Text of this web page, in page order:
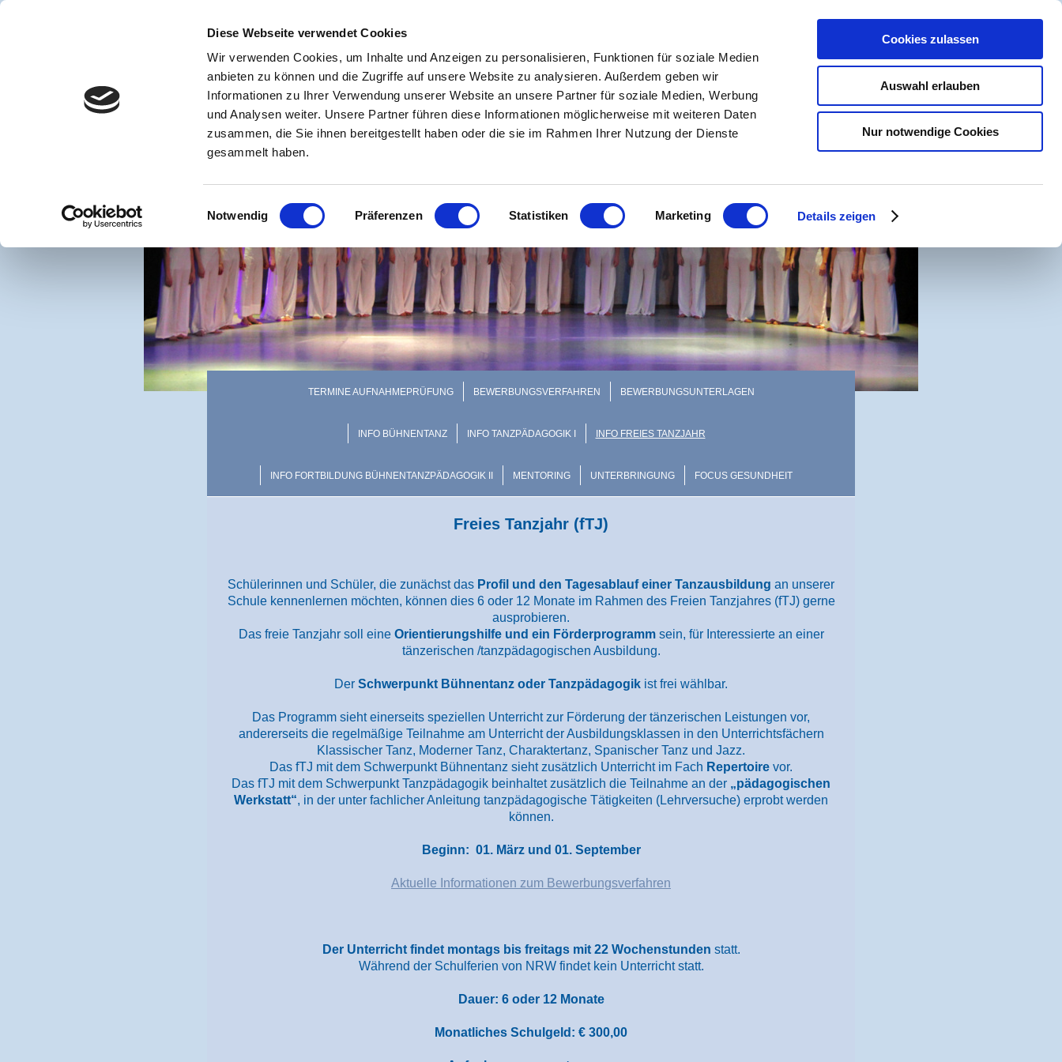
Diese Webseite verwendet Cookies
Wir verwenden Cookies, um Inhalte und Anzeigen zu personalisieren, Funktionen für soziale Medien
anbieten zu können und die Zugriffe auf unsere Website zu analysieren. Außerdem geben wir
Informationen zu Ihrer Verwendung unserer Website an unsere Partner für soziale Medien, Werbung
und Analysen weiter. Unsere Partner führen diese Informationen möglicherweise mit weiteren Daten
zusammen, die Sie ihnen bereitgestellt haben oder die sie im Rahmen Ihrer Nutzung der Dienste
gesammelt haben.
Einwilligungsauswahl
Notwendig Präferenzen Statistiken Marketing Details zeigen
Cookies zulassen
Auswahl erlauben
Nur notwendige Cookies
80 Jahre!
Schule für Bühnentanz Pergel-Ernst
Die Tanzakademie am Rhein
Düsseldorf
TERMINE AUFNAHMEPRÜFUNG BEWERBUNGSVERFAHREN BEWERBUNGSUNTERLAGEN
INFO BÜHNENTANZ INFO TANZPÄDAGOGIK I INFO FREIES TANZJAHR
INFO FORTBILDUNG BÜHNENTANZPÄDAGOGIK II MENTORING UNTERBRINGUNG FOCUS GESUNDHEIT
Freies Tanzjahr (fTJ)
Schülerinnen und Schüler, die zunächst das Profil und den Tagesablauf einer Tanzausbildung an unserer
Schule kennenlernen möchten, können dies 6 oder 12 Monate im Rahmen des Freien Tanzjahres (fTJ) gerne
ausprobieren.
Das freie Tanzjahr soll eine Orientierungshilfe und ein Förderprogrammsein, für Interessierte an einer
tänzerischen /tanzpädagogischen Ausbildung.
Der Schwerpunkt Bühnentanz oder Tanzpädagogik ist frei wählbar.
Das Programm sieht einerseits speziellen Unterricht zur Förderung der tänzerischen Leistungen vor,
andererseits die regelmäßige Teilnahme am Unterrichtder Ausbildungsklassen in den Unterrichtsfächern
Klassischer Tanz, Moderner Tanz, Charaktertanz, Spanischer Tanz und Jazz.
Das fTJ mit dem Schwerpunkt Bühnentanz sieht zusätzlich Unterricht im Fach Repertoire vor.
Das fTJ mit dem Schwerpunkt Tanzpädagogik beinhaltet zusätzlich die Teilnahme an der „pädagogischen
Werkstatt“, in der unter fachlicher Anleitung tanzpädagogische Tätigkeiten (Lehrversuche) erprobt werden
können.
Beginn: 01. März und 01. September
Aktuelle Informationen zum Bewerbungsverfahren
Der Unterricht findet montags bis freitags mit 22 Wochenstunden statt.
Während der Schulferien von NRW findet kein Unterricht statt.
Dauer: 6 oder 12 Monate
Monatliches Schulgeld: € 300,00